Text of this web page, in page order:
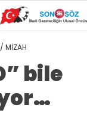
MİZAH
bile